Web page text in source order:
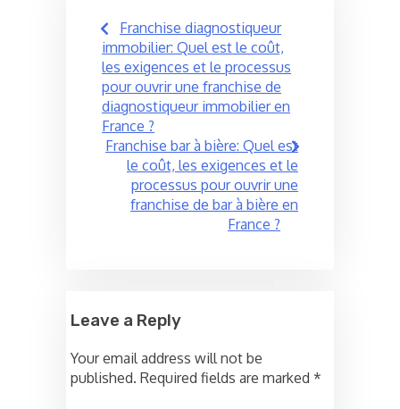
Post
navigation
Franchise diagnostiqueur
immobilier: Quel est le coût,
les exigences et le processus
pour ouvrir une franchise de
diagnostiqueur immobilier en
France ?
Franchise bar à bière: Quel est
le coût, les exigences et le
processus pour ouvrir une
franchise de bar à bière en
France ?
Leave a Reply
Your email address will not be
published. Required fields are marked *